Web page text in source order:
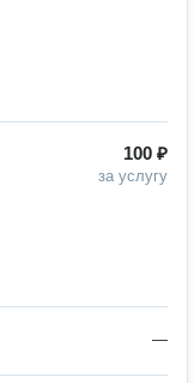
100 ₽
за услугу
—